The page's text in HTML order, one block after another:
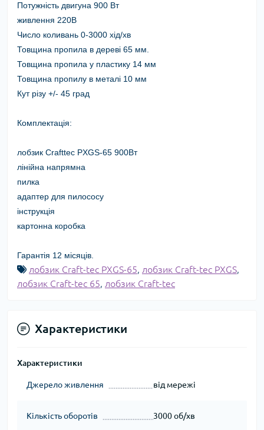
Потужність двигуна 900 Вт
живлення 220В
Число коливань 0-3000 хід/хв
Товщина пропила в дереві 65 мм.
Товщина пропила у пластику 14 мм
Товщина пропилу в металі 10 мм
Кут різу +/- 45 град
Комплектація:
лобзик Crafttec PXGS-65 900Вт
лінійна напрямна
пилка
адаптер для пилососу
інструкція
картонна коробка
Гарантія 12 місяців.
лобзик Craft-tec PXGS-65, лобзик Craft-tec PXGS,
лобзик Craft-tec 65, лобзик Craft-tec
Характеристики
Характеристики
Джерело живлення від мережі
Кількість оборотів 3000 об/хв